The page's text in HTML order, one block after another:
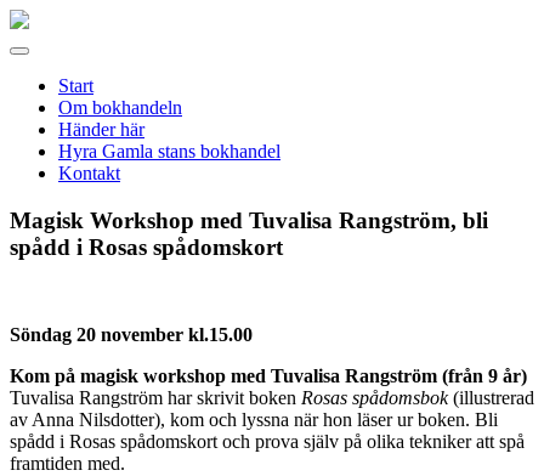
Gamla
Meny
Start
Om bokhandeln
Händer här
Hyra Gamla stans bokhandel
Kontakt
Magisk Workshop med Tuvalisa Rangström, bli
spådd i Rosas spådomskort
Söndag 20 november kl.15.00
Kom på magisk workshop med Tuvalisa Rangström (från 9 år)
Tuvalisa Rangström har skrivit boken Rosas spådomsbok(illustrerad
av Anna Nilsdotter), kom och lyssna när hon läser ur boken. Bli
spådd i Rosas spådomskort och prova själv på olika tekniker att spå
framtiden med.